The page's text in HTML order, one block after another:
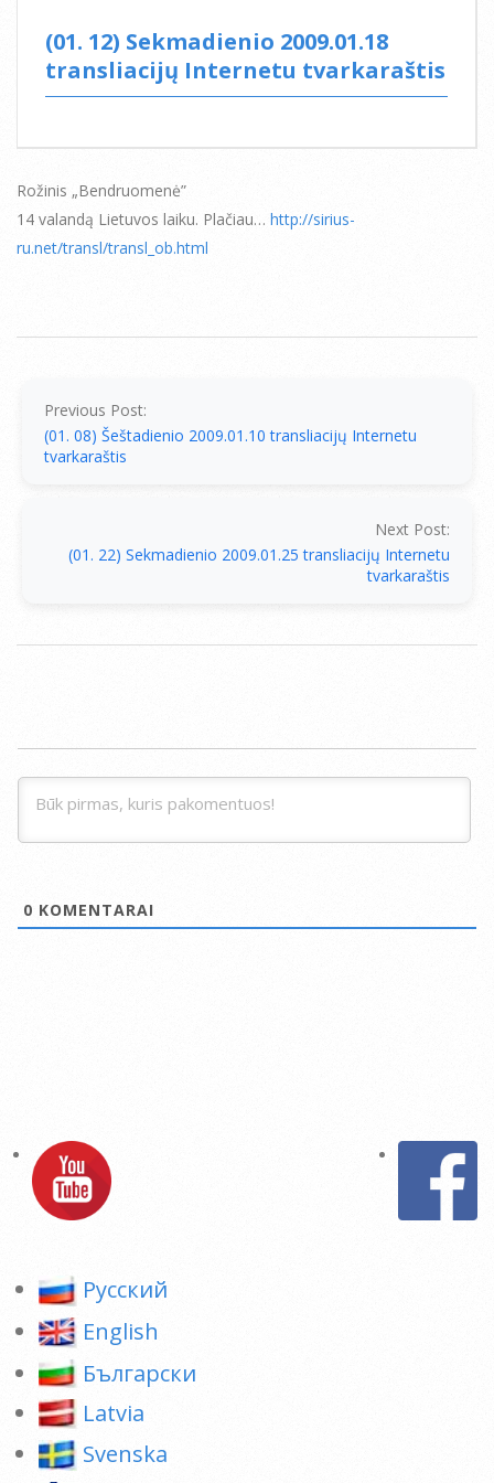
(01. 12) Sekmadienio 2009.01.18
transliacijų Internetu tvarkaraštis
Rožinis „Bendruomenė”
14 valandą Lietuvos laiku. Plačiau… http://sirius-
ru.net/transl/transl_ob.html
Previous Post:
(01. 08) Šeštadienio 2009.01.10 transliacijų Internetu
tvarkaraštis
Next Post:
(01. 22) Sekmadienio 2009.01.25 transliacijų Internetu
tvarkaraštis
0 KOMENTARAI
Pусский
English
Български
Latvia
Svenska